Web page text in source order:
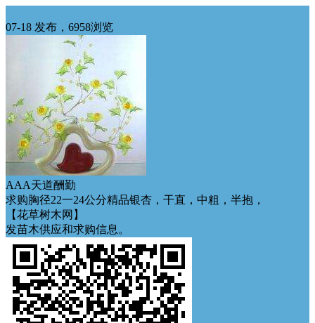
07-18 发布，6958浏览
AAA天道酬勤
求购胸径22一24公分精品银杏，干直，中粗，半抱，
【花草树木网】
发苗木供应和求购信息。